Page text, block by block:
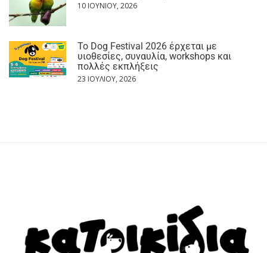
10 ΙΟΥΝΊΟΥ, 2026
Το Dog Festival 2026 έρχεται με
υιοθεσίες, συναυλία, workshops και
πολλές εκπλήξεις
23 ΙΟΥΛΊΟΥ, 2026